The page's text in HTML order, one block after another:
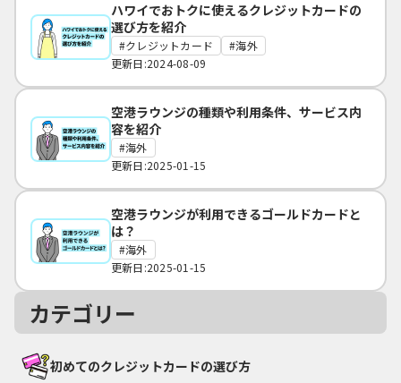
ハワイでおトクに使えるクレジットカードの
選び方を紹介
クレジットカード
海外
更新日:2024-08-09
空港ラウンジの種類や利用条件、サービス内
容を紹介
海外
更新日:2025-01-15
空港ラウンジが利用できるゴールドカードと
は？
海外
更新日:2025-01-15
カテゴリー
初めてのクレジットカードの選び方